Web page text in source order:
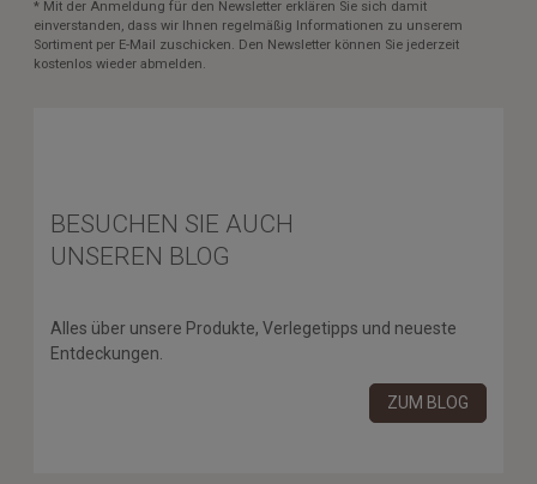
* Mit der Anmeldung für den Newsletter erklären Sie sich damit
einverstanden, dass wir Ihnen regelmäßig Informationen zu unserem
Sortiment per E-Mail zuschicken. Den Newsletter können Sie jederzeit
kostenlos wieder abmelden.
BESUCHEN SIE AUCH
UNSEREN BLOG
Alles über unsere Produkte, Verlegetipps und neueste
Entdeckungen.
ZUM BLOG